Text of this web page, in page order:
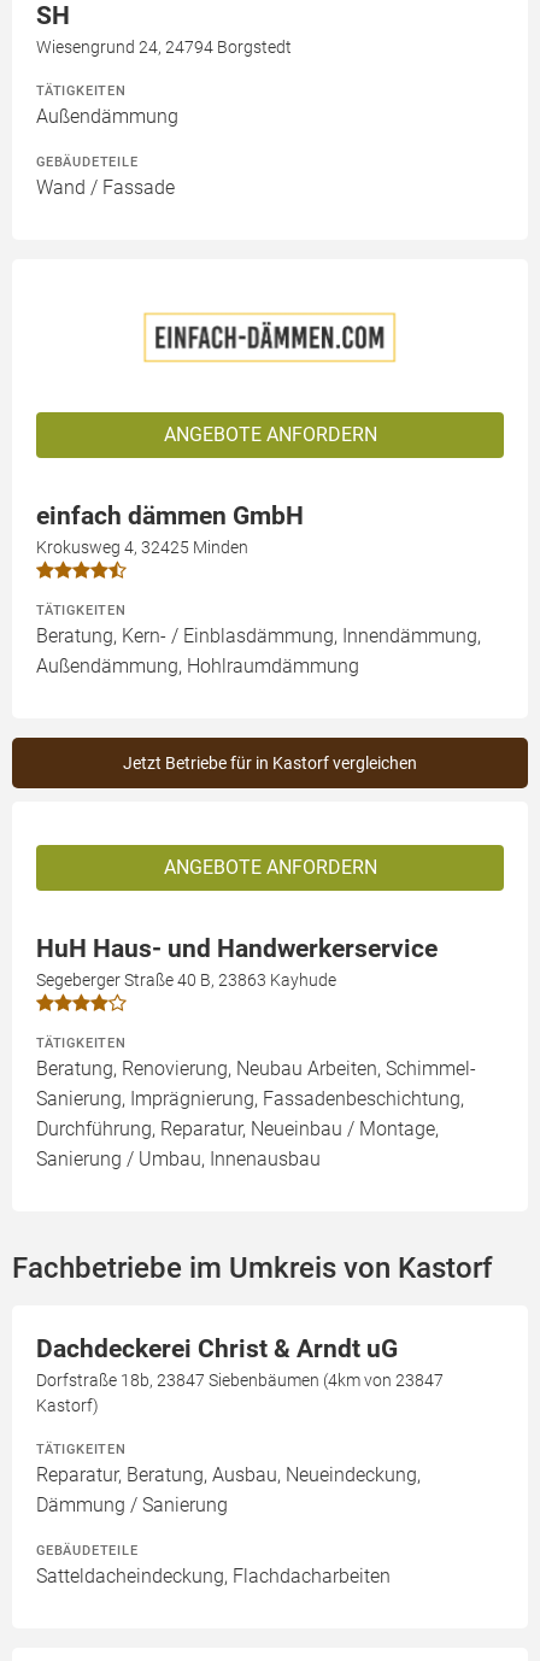
SH
Wiesengrund 24, 24794 Borgstedt
TÄTIGKEITEN
Außendämmung
GEBÄUDETEILE
Wand / Fassade
ANGEBOTE ANFORDERN
einfach dämmen GmbH
Krokusweg 4, 32425 Minden
TÄTIGKEITEN
Beratung, Kern- / Einblasdämmung, Innendämmung,
Außendämmung, Hohlraumdämmung
Jetzt Betriebe für in Kastorf vergleichen
ANGEBOTE ANFORDERN
HuH Haus- und Handwerkerservice
Segeberger Straße 40 B, 23863 Kayhude
TÄTIGKEITEN
Beratung, Renovierung, Neubau Arbeiten, Schimmel-
Sanierung, Imprägnierung, Fassadenbeschichtung,
Durchführung, Reparatur, Neueinbau / Montage,
Sanierung / Umbau, Innenausbau
Fachbetriebe im Umkreis von Kastorf
Dachdeckerei Christ & Arndt uG
Dorfstraße 18b, 23847 Siebenbäumen (4km von 23847
Kastorf)
TÄTIGKEITEN
Reparatur, Beratung, Ausbau, Neueindeckung,
Dämmung / Sanierung
GEBÄUDETEILE
Satteldacheindeckung, Flachdacharbeiten